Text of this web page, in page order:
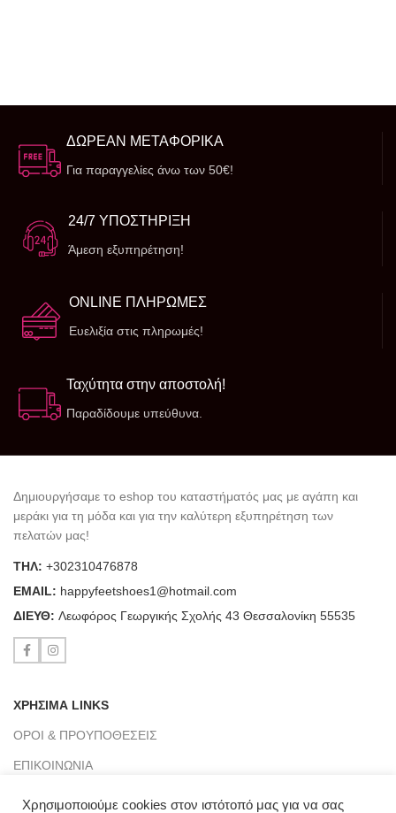
ΔΩΡΕΑΝ ΜΕΤΑΦΟΡΙΚΑ
Για παραγγελίες άνω των 50€!
24/7 ΥΠΟΣΤΗΡΙΞΗ
Άμεση εξυπηρέτηση!
ONLINE ΠΛΗΡΩΜΕΣ
Ευελιξία στις πληρωμές!
Ταχύτητα στην αποστολή!
Παραδίδουμε υπεύθυνα.
Δημιουργήσαμε το eshop του καταστήματός μας με αγάπη και
μεράκι για τη μόδα και για την καλύτερη εξυπηρέτηση των
πελατών μας!
ΤΗΛ: +302310476878
ΕΜΑΙL: happyfeetshoes1@hotmail.com
ΔΙΕΥΘ: Λεωφόρος Γεωργικής Σχολής 43 Θεσσαλονίκη 55535
ΧΡΗΣΙΜΑ LINKS
ΟΡΟΙ & ΠΡΟΥΠΟΘΕΣΕΙΣ
ΕΠΙΚΟΙΝΩΝΙΑ
Χρησιμοποιούμε cookies στον ιστότοπό μας για να σας